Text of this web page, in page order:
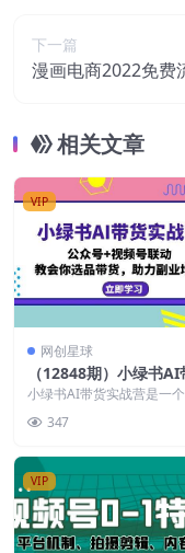
下一篇
漫画电商2022免费
相关文章
VIP
网创星球
（12848期）小绿书AI
战营：公众号+视频号
教会你选品带货，助力
收
小绿书AI带货实战营是一
目。该项目由经验丰...
347
VIP